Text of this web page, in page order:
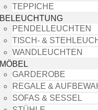
TEPPICHE
BELEUCHTUNG
PENDELLEUCHTEN
TISCH- &
WANDLEUCHTEN
MÖBEL
GARDEROBE
REGALE &
SOFAS & SESSEL